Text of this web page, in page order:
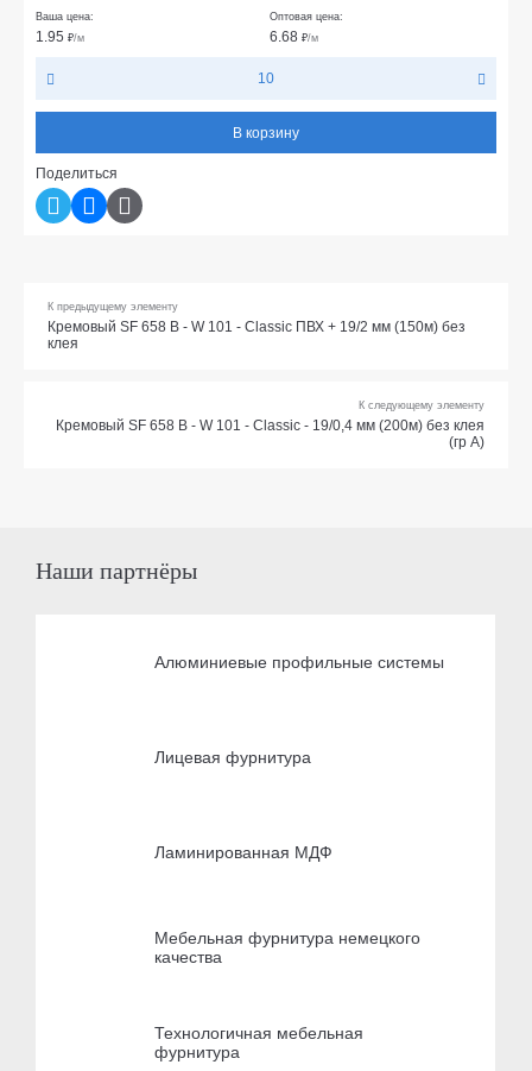
Ваша цена:
1.95 ₽/м
Оптовая цена:
6.68 ₽/м
10
В корзину
Поделиться
К предыдущему элементу
Кремовый SF 658 В - W 101 - Classic ПВХ + 19/2 мм (150м) без
клея
К следующему элементу
Кремовый SF 658 В - W 101 - Classic - 19/0,4 мм (200м) без клея
(гр А)
Наши партнёры
Алюминиевые профильные системы
Лицевая фурнитура
Ламинированная МДФ
Мебельная фурнитура немецкого
качества
Технологичная мебельная
фурнитура